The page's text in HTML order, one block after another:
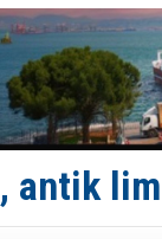
TÜRKLİM
SOCAR da
Dünyanın
Keşfedildi:
Van’da